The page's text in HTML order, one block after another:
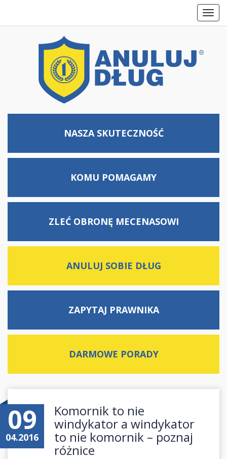
NASZA SKUTECZNOŚĆ
KOMU POMAGAMY
ZLEĆ OBRONĘ MECENASOWI
ANULUJ SOBIE DŁUG
ZAPYTAJ PRAWNIKA
DARMOWE PORADY
09
04.2016
Komornik to nie
windykator a windykator
to nie komornik – poznaj
różnice